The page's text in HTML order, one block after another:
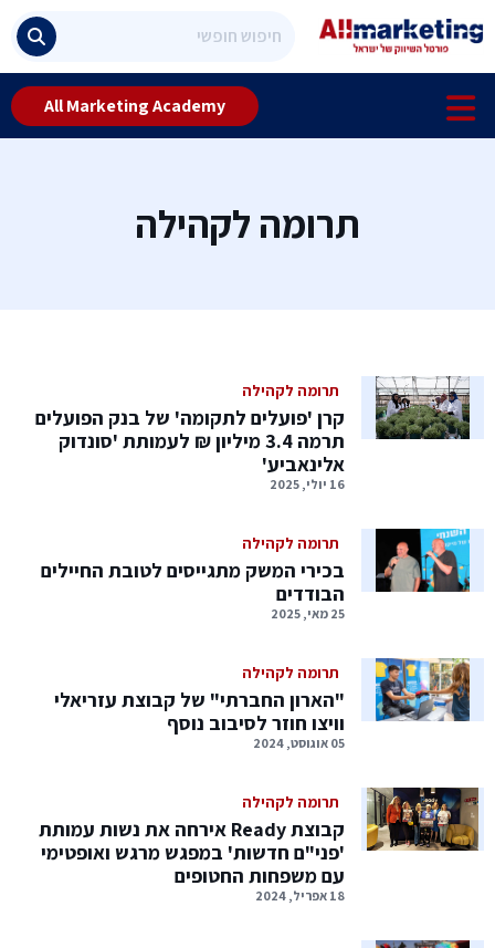
All Marketing Academy
תרומה לקהילה
תרומה לקהילה
קרן 'פועלים לתקומה' של בנק הפועלים
תרמה 3.4 מיליון ₪ לעמותת 'סונדוק
אלינאביע'
16 יולי, 2025
תרומה לקהילה
בכירי המשק מתגייסים לטובת החיילים
הבודדים
25 מאי, 2025
תרומה לקהילה
"הארון החברתי" של קבוצת עזריאלי
וויצו חוזר לסיבוב נוסף
05 אוגוסט, 2024
תרומה לקהילה
קבוצת Ready אירחה את נשות עמותת
'פני"ם חדשות' במפגש מרגש ואופטימי
עם משפחות החטופים
18 אפריל, 2024